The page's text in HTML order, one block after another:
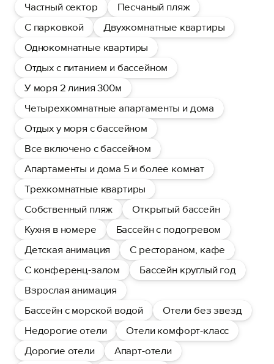
Частный сектор
Песчаный пляж
С парковкой
Двухкомнатные квартиры
Однокомнатные квартиры
Отдых с питанием и бассейном
У моря 2 линия 300м
Четырехкомнатные апартаменты и дома
Отдых у моря с бассейном
Все включено с бассейном
Апартаменты и дома 5 и более комнат
Трехкомнатные квартиры
Собственный пляж
Открытый бассейн
Кухня в номере
Бассейн с подогревом
Детская анимация
С рестораном, кафе
С конференц-залом
Бассейн круглый год
Взрослая анимация
Бассейн с морской водой
Отели без звезд
Недорогие отели
Отели комфорт-класс
Дорогие отели
Апарт-отели